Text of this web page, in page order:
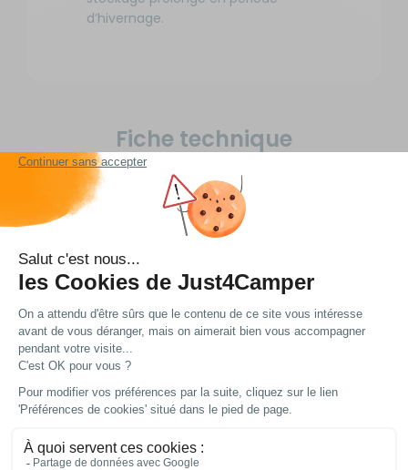
d’hivernage.
Fiche technique
Caractéristiques
Longueur :
Largeur : 3 cm
Hauteur :
EAN : 8718531362222